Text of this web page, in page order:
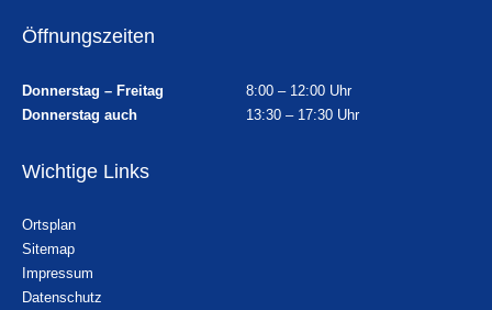
Öffnungszeiten
Donnerstag – Freitag
8:00 – 12:00 Uhr
Donnerstag auch
13:30 – 17:30 Uhr
Wichtige Links
Ortsplan
Sitemap
Impressum
Datenschutz